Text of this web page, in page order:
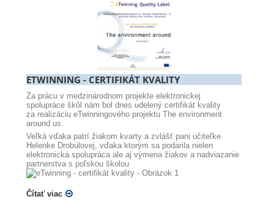
ETWINNING - CERTIFIKÁT KVALITY
Za prácu v medzinárodnom projekte elektronickej
spolupráce škôl nám bol dnes udelený certifikát kvality
za realizáciu eTwinningového projektu The environment
around us.
Veľká vďaka patrí žiakom kvarty a zvlášť pani učiteľke
Helenke Drobúlovej, vďaka ktorým sa podarila nielen
elektronická spolupráca ale aj výmena žiakov a nadviazanie
partnerstva s poľskou školou
Čítať viac